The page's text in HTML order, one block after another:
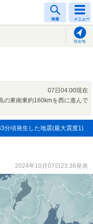
検索 メニュー
現在地
07日04:00現在
の東南東約160kmを西に進んで
分頃発生した地震(最大震度1)
2024年10月07日23:36発表